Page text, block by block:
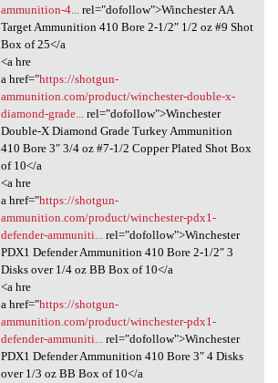
ammunition-4...rel="dofollow">Winchester AA
Target Ammunition 410 Bore 2-1/2″ 1/2 oz #9 Shot
Box of 25</a
<a hre
a href="https://shotgun-
ammunition.com/product/winchester-double-x-
diamond-grade...rel="dofollow">Winchester
Double-X Diamond Grade Turkey Ammunition
410 Bore 3″ 3/4 oz #7-1/2 Copper Plated Shot Box
of 10</a
<a hre
a href="https://shotgun-
ammunition.com/product/winchester-pdx1-
defender-ammuniti...rel="dofollow">Winchester
PDX1 Defender Ammunition 410 Bore 2-1/2″ 3
Disks over 1/4 oz BB Box of 10</a
<a hre
a href="https://shotgun-
ammunition.com/product/winchester-pdx1-
defender-ammuniti...rel="dofollow">Winchester
PDX1 Defender Ammunition 410 Bore 3″ 4 Disks
over 1/3 oz BB Box of 10</a